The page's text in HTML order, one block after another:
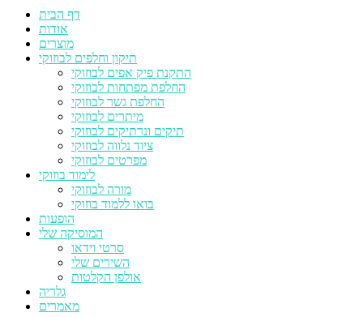
דף הבית
אודות
מוצרים
תיקון וחלפים לבוזוקי
התקנת פיק אפים לבוזוקי
החלפת מפתחות לבוזוקי
החלפת גשר לבוזוקי
מיתרים לבוזוקי
תיקים ונרתיקים לבוזוקי
ציוד נלווה לבוזוקי
מפרטים לבוזוקי
לימוד בוזוקי
מורה לבוזוקי
בואו ללמוד בוזוקי
הופעות
המוסיקה שלי
סרטי וידאו
השירים שלי
אולפן הקלטות
גלריה
מאמרים